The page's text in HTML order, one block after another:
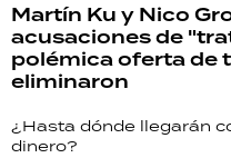
Martín Ku y Nico
acusaciones de
polémica oferta de
eliminaron
¿Hasta dónde llegarán
dinero?